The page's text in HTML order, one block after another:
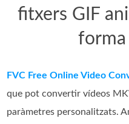
fitxers GIF
FVC Free Online Video
que pot convertir vídeos
paràmetres personalitzats.